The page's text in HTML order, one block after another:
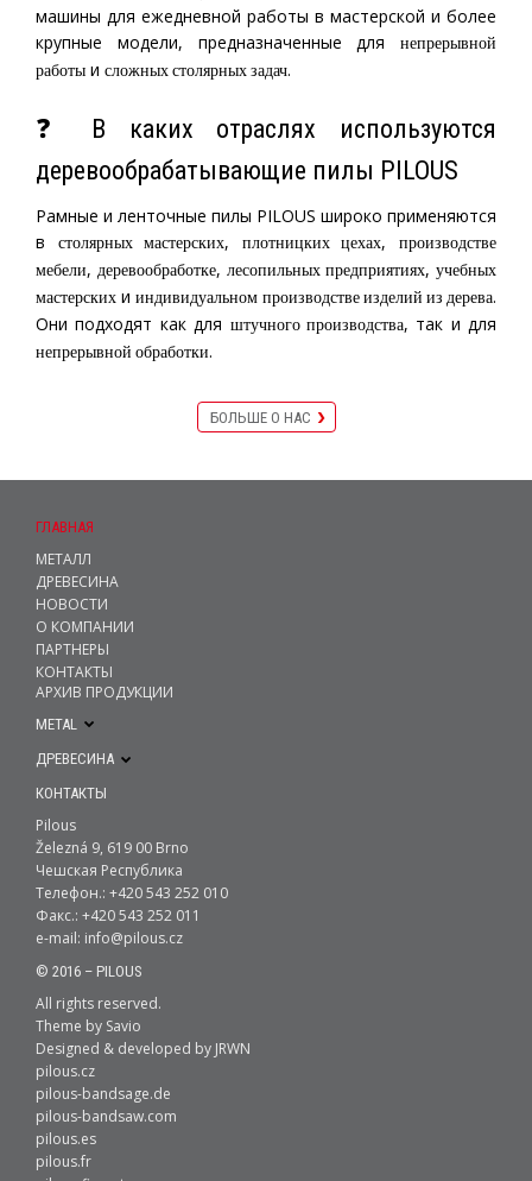
машины для ежедневной работы в мастерской и более
крупные модели, предназначенные для
непрерывной
работы и сложных столярных задач.
❓ В каких отраслях используются
деревообрабатывающие пилы PILOUS
Рамные и ленточные пилы PILOUS широко применяются
в
столярных мастерских, плотницких цехах,производстве
мебели, деревообработке, лесопильных предприятиях, учебных
мастерских ииндивидуальном производстве изделий из дерева.
Они подходят как для штучного производства, так и для
непрерывной обработки.
БОЛЬШЕ О НАС
ГЛАВНАЯ
МЕТАЛЛ
ДРЕВЕСИНА
НОВОСТИ
О КОМПАНИИ
ПАРТНЕРЫ
КОНТАКТЫ
АРХИВ ПРОДУКЦИИ
METAL
ДРЕВЕСИНА
КОНТАКТЫ
Pilous
Železná 9, 619 00 Brno
Чешская Республика
Телефон.: +420 543 252 010
Факс.: +420 543 252 011
e-mail: info@pilous.cz
© 2016 – PILOUS
All rights reserved.
Theme by Savio
Designed & developed by JRWN
pilous.cz
pilous-bandsage.de
pilous-bandsaw.com
pilous.es
pilous.fr